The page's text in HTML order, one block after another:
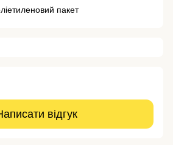
пакет
відгук